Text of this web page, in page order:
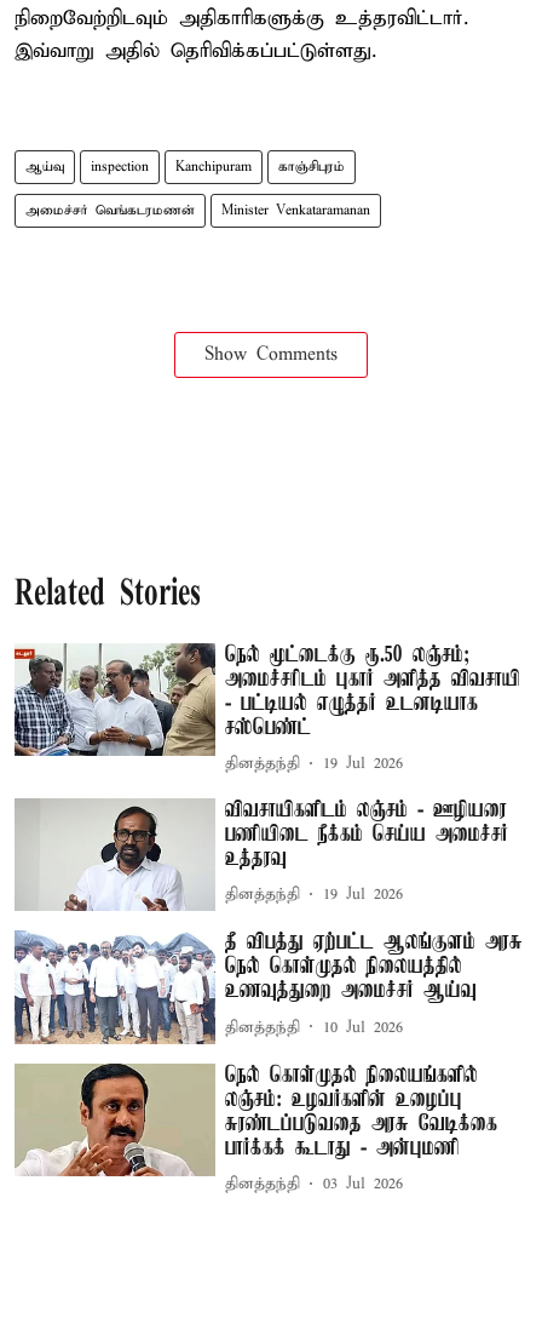
நிறைவேற்றிடவும் அதிகாரிகளுக்கு உத்தரவிட்டார்.
இவ்வாறு அதில் தெரிவிக்கப்பட்டுள்ளது.
ஆய்வு inspection Kanchipuram காஞ்சிபுரம்
அமைச்சர் வெங்கடரமணன் Minister Venkataramanan
Show Comments
Related Stories
நெல் மூட்டைக்கு ரூ.50 லஞ்சம்;
அமைச்சரிடம் புகார் அளித்த விவசாயி
- பட்டியல் எழுத்தர் உடனடியாக
சஸ்பெண்ட்
தினத்தந்தி 19 Jul 2026
விவசாயிகளிடம் லஞ்சம் - ஊழியரை
பணியிடை நீக்கம் செய்ய அமைச்சர்
உத்தரவு
தினத்தந்தி 19 Jul 2026
தீ விபத்து ஏற்பட்ட ஆலங்குளம் அரசு
நெல் கொள்முதல் நிலையத்தில்
உணவுத்துறை அமைச்சர் ஆய்வு
தினத்தந்தி 10 Jul 2026
நெல் கொள்முதல் நிலையங்களில்
லஞ்சம்: உழவர்களின் உழைப்பு
சுரண்டப்படுவதை அரசு வேடிக்கை
பார்க்கக் கூடாது - அன்புமணி
தினத்தந்தி 03 Jul 2026